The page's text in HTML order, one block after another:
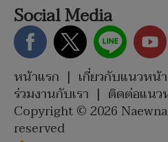
Social Media
หน้าแรก | เกี่ยวกับแนวหน้า
ร่วมงานกับเรา | ติดต่อแนว
Copyright © 2026
reserved